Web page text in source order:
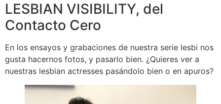
LESBIAN VISIBILITY, del
Contacto Cero
En los ensayos y grabaciones de nuestra serie lesbi nos
gusta hacernos fotos, y pasarlo bien. ¿Quieres ver a
nuestras lesbian actresses pasándolo bien o en apuros?